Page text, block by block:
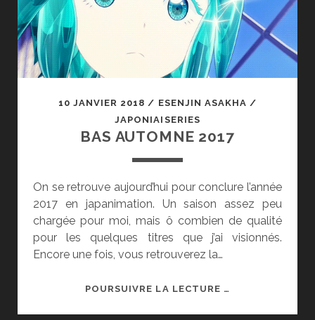
10 JANVIER 2018 / ESENJIN ASAKHA /
JAPONIAISERIES
BAS AUTOMNE 2017
On se retrouve aujourd’hui pour conclure l’année
2017 en japanimation. Un saison assez peu
chargée pour moi, mais ô combien de qualité
pour les quelques titres que j’ai visionnés.
Encore une fois, vous retrouverez la…
POURSUIVRE LA LECTURE …